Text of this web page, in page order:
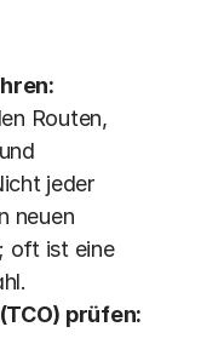
Routen,
jeder
oft ist eine
prüfen: